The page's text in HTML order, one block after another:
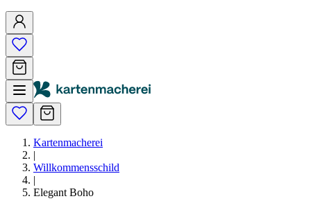
Kartenmacherei
|
Willkommensschild
|
Elegant Boho